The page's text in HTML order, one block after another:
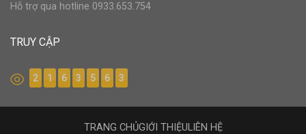
Hỗ trợ qua hotline 0933.653.754
TRUY CẬP
2 1 6 3 5 6 3
TRANG CHỦGIỚI THIỆULIÊN HỆ